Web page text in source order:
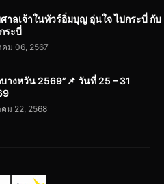
าลเจ้าในทัวร์อิ่มบุญ อุ่นใจ ไปกระบี่ กับ
ระบี่
ม 06, 2567
างหวัน 2569”📌 วันที่ 25 – 31
ม 22, 2568